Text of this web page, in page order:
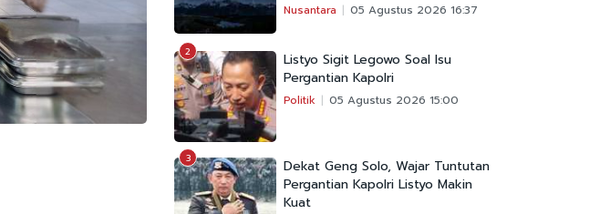
Nusantara 05 Agustus 2026 16:37
2
Listyo Sigit Legowo Soal Isu
Pergantian Kapolri
Politik 05 Agustus 2026 15:00
3
Dekat Geng Solo, Wajar Tuntutan
Pergantian Kapolri Listyo Makin
Kuat